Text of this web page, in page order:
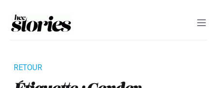
Étiquette : Gender